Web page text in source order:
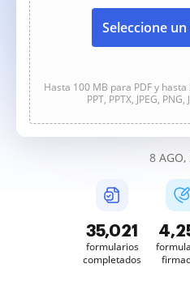
Seleccione
Hasta 100 MB para PDF y hasta
PPT, PPTX, JPEG, PNG,
8 AGO,
35,021
formularios
completados